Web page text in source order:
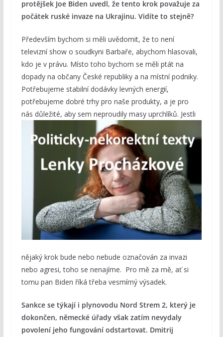
protějšek Joe Biden uvedl, že tento krok považuje za
počátek ruské invaze na Ukrajinu. Vidíte to stejně?
Především bychom si měli uvědomit, že to není
televizní show o soudkyni Barbaře, abychom hlasovali,
kdo je v právu. Místo toho bychom se měli ptát na
dopady na občany České republiky a na místní podniky.
Potřebujeme stabilní dodávky levných energií,
potřebujeme dobré trhy pro naše produkty, a je pro
nás důležité, aby sem neproudily masy uprchlíků. Jestli
nějaký krok bude nebo nebude označován za invazi
nebo agresi, toho se nenajíme. Pro mě za mě, ať si
tomu pan Biden říká třeba vesmírný výsadek.
Sankce se týkají i plynovodu Nord Strem 2, který je
dokončen, německé úřady však zatím nevydaly
povolení jeho fungování odstartovat. Dmitrij